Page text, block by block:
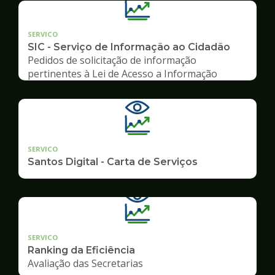
SERVICO
SIC - Serviço de Informação ao Cidadão
Pedidos de solicitação de informação
pertinentes à Lei de Acesso a Informação
SERVICO
Santos Digital - Carta de Serviços
SERVICO
Ranking da Eficiência
Avaliação das Secretarias